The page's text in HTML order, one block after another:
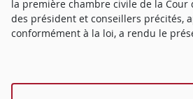
la première chambre civile de la Cour
des président et conseillers précités,
conformément à la loi, a rendu le